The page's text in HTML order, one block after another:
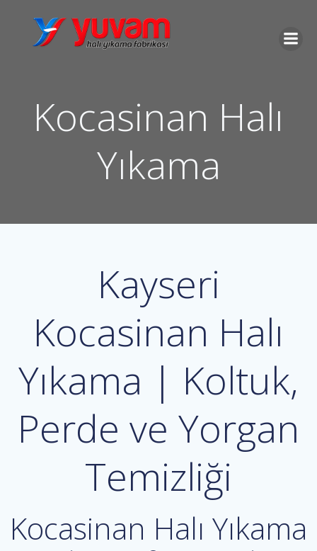
geç
Kocasinan Halı
Yıkama
Kayseri
Kocasinan Halı
Yıkama | Koltuk,
Perde ve Yorgan
Temizliği
Kocasinan Halı Yıkama